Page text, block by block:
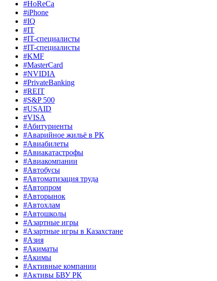
#HoReCa
#iPhone
#IQ
#IT
#IT-специалисты
#IT-специалисты
#KMF
#MasterCard
#NVIDIA
#PrivateBanking
#REIT
#S&P 500
#USAID
#VISA
#Абитуриенты
#Аварийное жильё в РК
#Авиабилеты
#Авиакатастрофы
#Авиакомпании
#Автобусы
#Автоматизация труда
#Автопром
#Авторынок
#Автохлам
#Автошколы
#Азартные игры
#Азартные игры в Казахстане
#Азия
#Акиматы
#Акимы
#Активные компании
#Активы БВУ РК